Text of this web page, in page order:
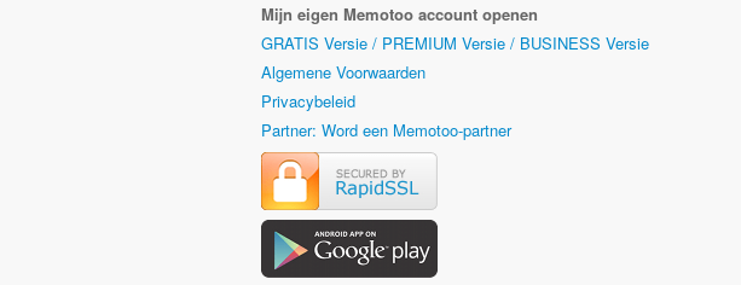
Mijn eigen Memotoo account openen
GRATIS Versie / PREMIUM Versie / BUSINESS Versie
Algemene Voorwaarden
Privacybeleid
Partner: Word een Memotoo-partner